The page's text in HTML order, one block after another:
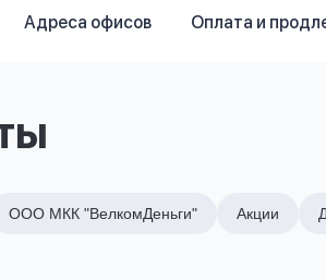
Адреса офисов Оплата и
ООО МКК "ВелкомДеньги" Акции